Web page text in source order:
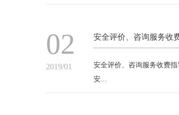
02
2019/01
安全评价、咨询服务收
安全评价、咨询服务收费
安...